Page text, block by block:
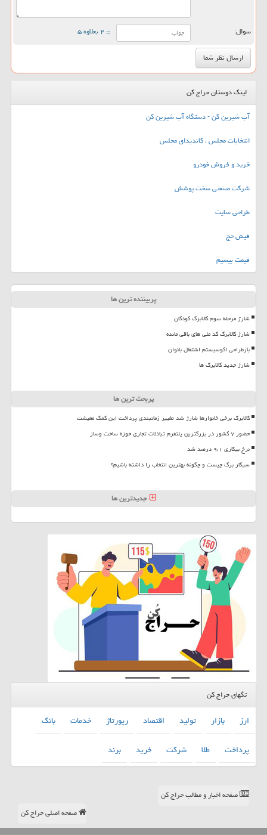
سوال: = ۲ بعلاوه ۵
لینک دوستان حراج کن
آب شیرین کن - دستگاه آب شیرین کن
انتخابات مجلس ، کاندیدای مجلس
خرید و فروش خودرو
شرکت صنعتی سخت پوشش
طراحی سایت
فیش حج
قیمت بیسیم
پربیننده ترین ها
شارژ مرحله سوم کالابرگ کودکان
شارژ کالابرگ کد ملی های باقی مانده
بازطراحی اکوسیستم اشتغال بانوان
شارژ جدید کالابرگ ها
پربحث ترین ها
کالابرگ برخی خانوارها شارژ شد تغییر زمانبندی پرداخت این کمک معیشت
حضور ۷ کشور در بزرگترین پلتفرم تبادلات تجاری حوزه ساخت وساز
نرخ بیکاری ۹،۱ درصد شد
سیگار برگ چیست و چگونه بهترین انتخاب را داشته باشیم؟
جدیدترین ها
تگهای حراج کن
ارز بازار تولید اقتصاد رپورتاژ خدمات
بانك
پرداخت
طلا شركت خرید برند
صفحه اخبار و مطالب حراج کن
صفحه اصلی حراج کن